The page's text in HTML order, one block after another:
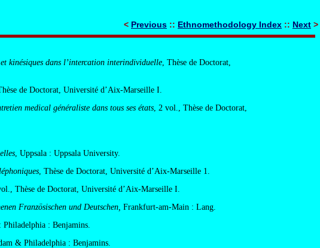
< Previous :: Ethnomethodology Index :: Next >
kinésiques dans l’intercation interindividuelle, Thèse de Doctorat,
de Doctorat, Université d’Aix-Marseille I.
medical généraliste dans tous ses états, 2 vol., Thèse de Doctorat,
, Uppsala : Uppsala University.
, Thèse de Doctorat, Université d’Aix-Marseille 1.
Thèse de Doctorat, Université d’Aix-Marseille I.
Französischen und Deutschen,Frankfurt-am-Main : Lang.
Philadelphia : Benjamins.
& Philadelphia : Benjamins.